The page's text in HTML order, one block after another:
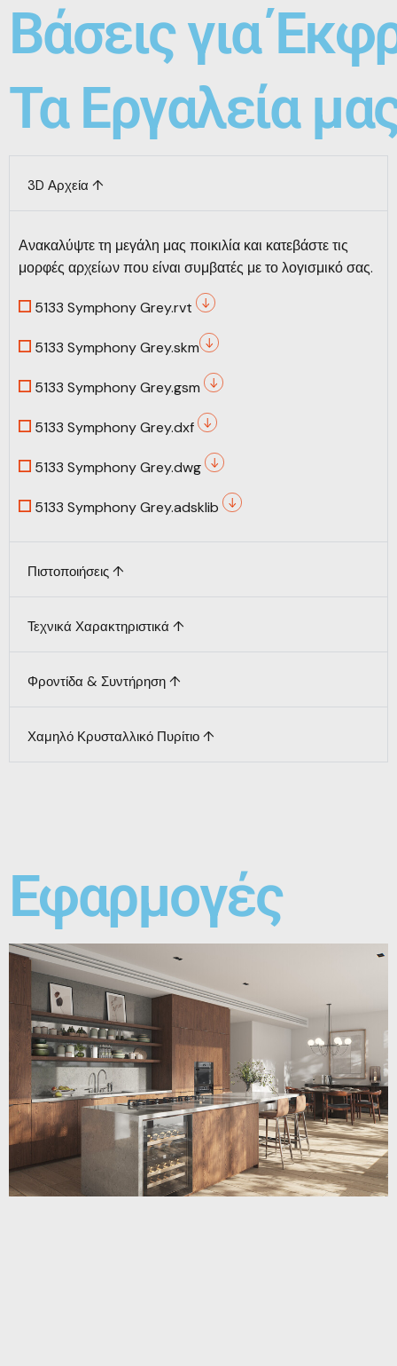
Βάσεις για
Τα Εργαλεία
3D Αρχεία ↑
Ανακαλύψτε τη μεγάλη μας ποικιλία και κατεβάστε τις
μορφές αρχείων που είναι συμβατές με το λογισμικό σας.
5133 Symphony Grey.rvt
5133 Symphony Grey.skm
5133 Symphony Grey.gsm
5133 Symphony Grey.dxf
5133 Symphony Grey.dwg
5133 Symphony Grey.adsklib
Πιστοποιήσεις ↑
Τεχνικά Χαρακτηριστικά ↑
Φροντίδα & Συντήρηση ↑
Χαμηλό Κρυσταλλικό Πυρίτιο ↑
Εφαρμογές